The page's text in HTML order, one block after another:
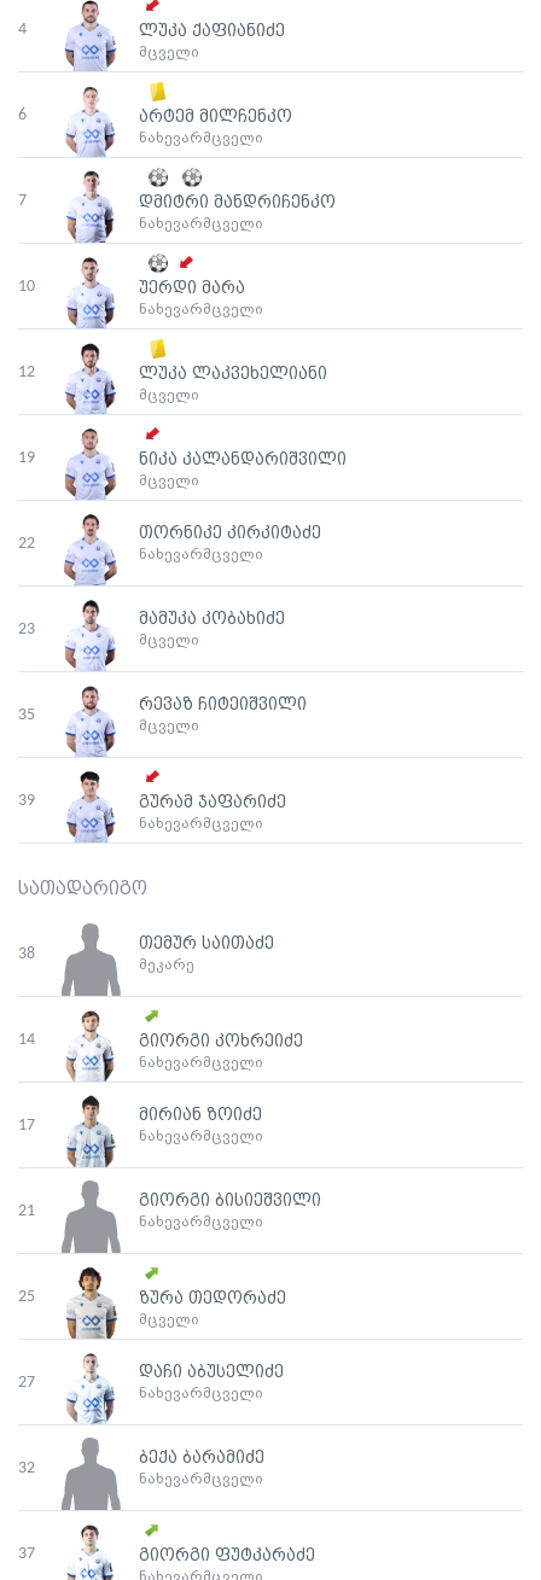
4 ლუკა ქაფიანიძე
მცველი
6 არტემ მილჩენკო
ნახევარმცველი
7 დმიტრი მანდრიჩენკო
ნახევარმცველი
10 უერდი მარა
ნახევარმცველი
12 ლუკა ლაკვეხელიანი
მცველი
19 ნიკა კალანდარიშვილი
მცველი
22
თორნიკე კირკიტაძე
ნახევარმცველი
23
მამუკა კობახიძე
მცველი
35
რევაზ ჩიტეიშვილი
მცველი
39 გურამ ჯაფარიძე
ნახევარმცველი
სათადარიგო
38
თემურ საითაძე
მეკარე
14 გიორგი კოხრეიძე
ნახევარმცველი
17
მირიან ზოიძე
ნახევარმცველი
21
გიორგი ბისიეშვილი
ნახევარმცველი
25 ზურა თედორაძე
მცველი
27
დაჩი აბუსელიძე
ნახევარმცველი
32
ბექა ბარამიძე
ნახევარმცველი
37 გიორგი ფუტკარაძე